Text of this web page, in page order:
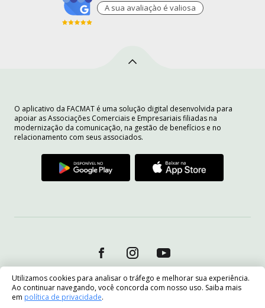
Utilizamos cookies para analisar o tráfego e melhorar sua experiência.
Ao continuar navegando, você concorda com nosso uso. Saiba mais
em política de privacidade.
A sua avaliaçào é valiosa
O aplicativo da FACMAT é uma solução digital desenvolvida para
apoiar as Associações Comerciais e Empresariais filiadas na
modernização da comunicação, na gestão de benefícios e no
relacionamento com seus associados.